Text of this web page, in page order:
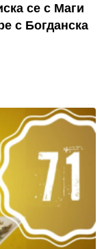
се с Маги
с Богданска